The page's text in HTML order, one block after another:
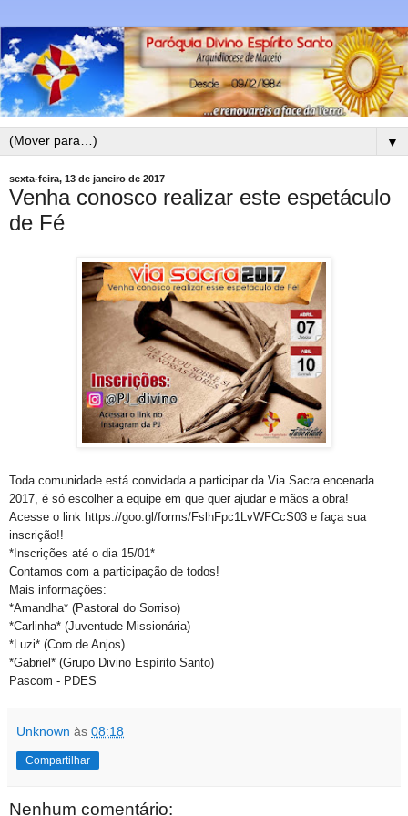
▼
sexta-feira, 13 de janeiro de 2017
Venha conosco realizar este espetáculo
de Fé
Toda comunidade está convidada a participar da Via Sacra encenada
2017, é só escolher a equipe em que quer ajudar e mãos a obra!
Acesse o link https://goo.gl/forms/FslhFpc1LvWFCcS03 e faça sua
inscrição!!
*Inscrições até o dia 15/01*
Contamos com a participação de todos!
Mais informações:
*Amandha* (Pastoral do Sorriso)
*Carlinha* (Juventude Missionária)
*Luzi* (Coro de Anjos)
*Gabriel* (Grupo Divino Espírito Santo)
Pascom - PDES
Unknown às 08:18
Compartilhar
Nenhum comentário: